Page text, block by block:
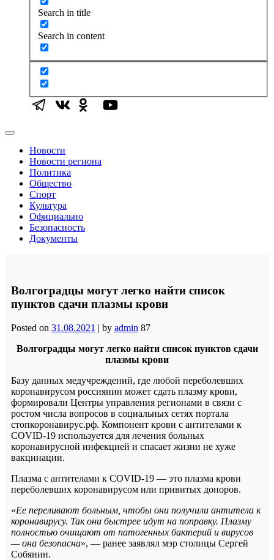
Search in title
Search in content
Новости
Новости региона
Политика
Общество
Спорт
Культура
Официально
Безопасность
Документы
Волгоградцы могут легко найти список
пунктов сдачи плазмы крови
Posted on 31.08.2021 | by admin 87
Волгоградцы могут легко найти список пунктов сдачи
плазмы крови
Базу данных медучреждений, где любой переболевших
коронавирусом россиянин может сдать плазму крови,
формировали Центры управления регионами в связи с
ростом числа вопросов в социальных сетях портала
стопкоронавирус.рф. Компонент крови с антителами к
COVID-19 используется для лечения больных
коронавирусной инфекцией и спасает жизни не хуже
вакцинации.
Плазма с антителами к COVID-19 — это плазма крови
переболевших коронавирусом или привитых доноров.
«Ее переливают больным, чтобы они получили антитела к
коронавирусу. Так они быстрее идут на поправку. Плазму
полностью очищают от патогенных бактерий и вирусов
— она безопасна», — ранее заявлял мэр столицы Сергей
Собянин.